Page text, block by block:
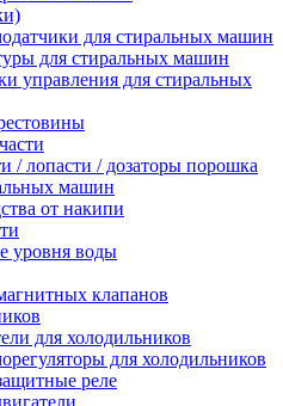
для стиральных машин
для стиральных машин
управления для стиральных
/ лопасти / дозаторы порошка
машин
от накипи
уровня воды
клапанов
для холодильников
для холодильников
реле